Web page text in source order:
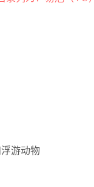
游动物